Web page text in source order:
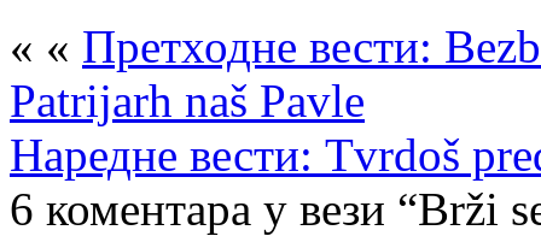
« « Претходне вести:
Patrijarh naš Pavle
Наредне вести: Tvrdoš
6 коментара у вези “Brži